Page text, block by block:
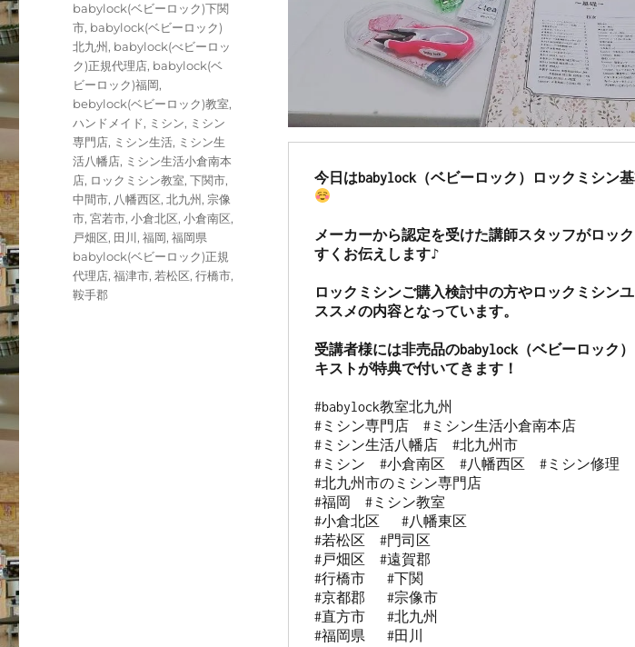
今日はbabylock（ベビーロック）ロックミシン
メーカーから認定を受けた講師スタッフがロッ
すくお伝えします♪
ロックミシンご購入検討中の方やロックミシン
ススメの内容となっています。
受講者様には非売品のbabylock（ベビーロック
#babylock教室北九州
#ミシン専門店  #ミシン生活小倉南本店
#ミシン生活八幡店  #北九州市
#ミシン  #小倉南区  #八幡西区  #ミシン修理
#北九州市のミシン専門店
#福岡  #ミシン教室
#小倉北区   #八幡東区
#若松区  #門司区
#戸畑区  #遠賀郡
#行橋市   #下関
#京都郡   #宗像市
#直方市   #北九州
#福岡県   #田川
タ
グ
babylock(ベビーロック)下関
市, babylock(ベビーロック)
北九州 , babylock(べビーロッ
ク)正規代理店, babylock(ベ
ビーロック)福岡,
bebylock(ベビーロック)教室,
ハンドメイド, ミシン, ミシン
専門店, ミシン生活, ミシン生
活八幡店, ミシン生活小倉南本
店, ロックミシン教室,下関市,
中間市, 八幡西区,北九州 , 宗像
市,宮若市,小倉北区,小倉南区,
戸畑区, 田川,福岡,福岡県
babylock(ベビーロック)正規
代理店,福津市, 若松区,行橋市,
鞍手郡